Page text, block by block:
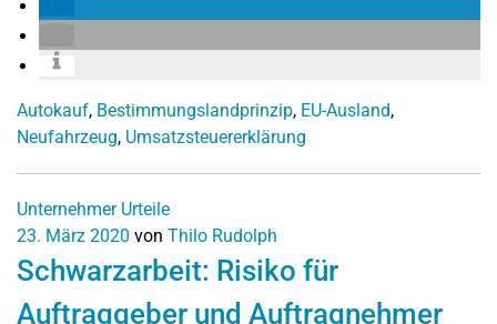
Autokauf, Bestimmungslandprinzip, EU-Ausland,
Neufahrzeug, Umsatzsteuererklärung
Unternehmer Urteile
23. März 2020 von Thilo Rudolph
Schwarzarbeit: Risiko für
Auftraggeber und Auftragnehmer